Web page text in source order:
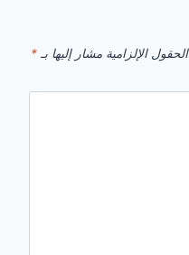
الحقول الإلزامية مشار إليها بـ *